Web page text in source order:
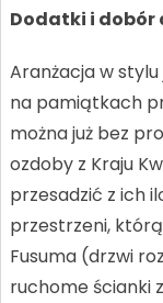
Dodatki i dobór
Aranżacja w
na pamiątkach
można już bez
ozdoby z Kraju
przesadzić z ich
przestrzeni,
Fusuma (drzwi
ruchome ścianki